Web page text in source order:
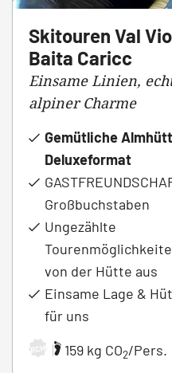
Skitouren Val
Baita Caricc
Einsame Linien,
alpiner Charme
Gemütliche
Deluxeformat
Großbuchstaben
Ungezählte
von der Hütte aus
Einsame Lage &
für uns
ARCHIV | 159 kg CO2/Pers.